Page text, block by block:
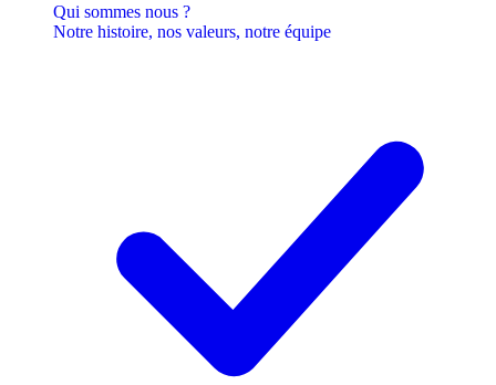
Qui sommes nous ?
Notre histoire, nos valeurs, notre équipe